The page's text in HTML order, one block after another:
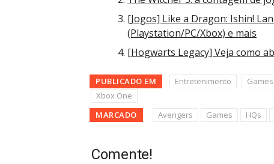
[Jogos] Like a Dragon: Ishin!
(Playstation/PC/Xbox) e mais
[Hogwarts Legacy] Veja como
PUBLICADO EM Entretenimento Games
Xbox One
MARCADO
Avengers Games HQs
Comente!